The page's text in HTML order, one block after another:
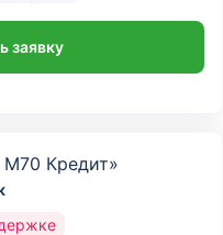
заявку
Кредит»